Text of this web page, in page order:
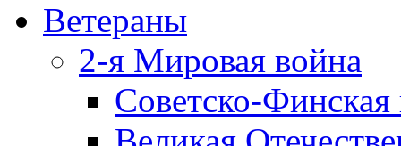
Ветераны
2-я Мировая война
Советско-